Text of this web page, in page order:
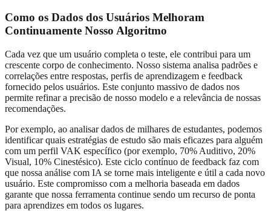
Como os Dados dos Usuários Melhoram
Continuamente Nosso Algoritmo
Cada vez que um usuário completa o teste, ele contribui para um
crescente corpo de conhecimento. Nosso sistema analisa padrões e
correlações entre respostas, perfis de aprendizagem e feedback
fornecido pelos usuários. Este conjunto massivo de dados nos
permite refinar a precisão de nosso modelo e a relevância de nossas
recomendações.
Por exemplo, ao analisar dados de milhares de estudantes, podemos
identificar quais estratégias de estudo são mais eficazes para alguém
com um perfil VAK específico (por exemplo, 70% Auditivo, 20%
Visual, 10% Cinestésico). Este ciclo contínuo de feedback faz com
que nossa análise com IA se torne mais inteligente e útil a cada novo
usuário. Este compromisso com a melhoria baseada em dados
garante que nossa ferramenta continue sendo um recurso de ponta
para aprendizes em todos os lugares.